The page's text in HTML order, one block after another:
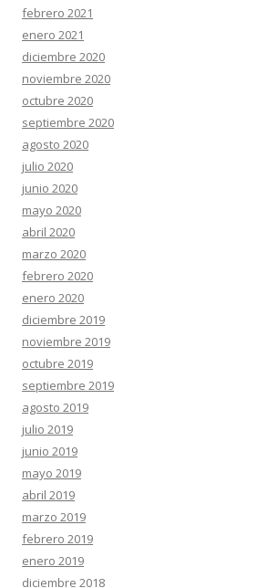
febrero 2021
enero 2021
diciembre 2020
noviembre 2020
octubre 2020
septiembre 2020
agosto 2020
julio 2020
junio 2020
mayo 2020
abril 2020
marzo 2020
febrero 2020
enero 2020
diciembre 2019
noviembre 2019
octubre 2019
septiembre 2019
agosto 2019
julio 2019
junio 2019
mayo 2019
abril 2019
marzo 2019
febrero 2019
enero 2019
diciembre 2018